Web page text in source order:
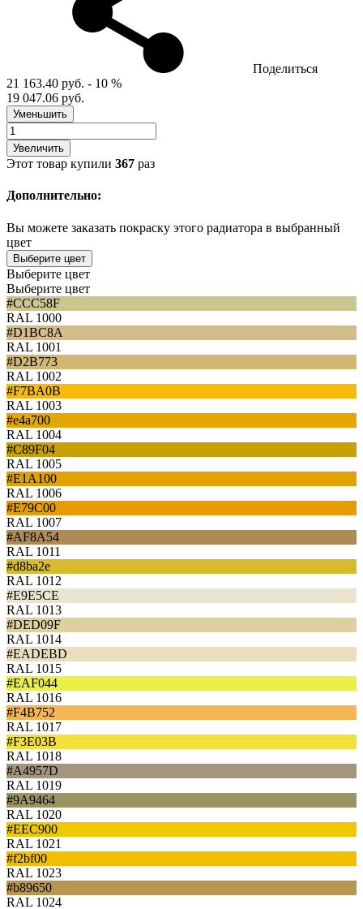
Поделиться
21 163.40 руб. - 10 %
19 047.06 руб.
Уменьшить
Увеличить
Этот товар купили 367 раз
Дополнительно:
Вы можете заказать покраску этого радиатора в выбранный
цвет
Выберите цвет
Выберите цвет
Выберите цвет
#CCC58F
RAL 1000
#D1BC8A
RAL 1001
#D2B773
RAL 1002
#F7BA0B
RAL 1003
#e4a700
RAL 1004
#C89F04
RAL 1005
#E1A100
RAL 1006
#E79C00
RAL 1007
#AF8A54
RAL 1011
#d8ba2e
RAL 1012
#E9E5CE
RAL 1013
#DED09F
RAL 1014
#EADEBD
RAL 1015
#EAF044
RAL 1016
#F4B752
RAL 1017
#F3E03B
RAL 1018
#A4957D
RAL 1019
#9A9464
RAL 1020
#EEC900
RAL 1021
#f2bf00
RAL 1023
#b89650
RAL 1024